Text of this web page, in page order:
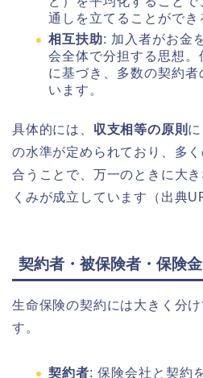
通しを立てることができ
相互扶助: 加入者がお金
会全体で分担する思想
に基づき、多数の契約
います。
具体的には、 収支相等の原則
の水準が定められており、多
合うことで、万一のときに大
くみが成立しています（出典
契約者・被保険者・保険
生命保険の契約には大きく分け
す。
契約者: 保険会社と契約